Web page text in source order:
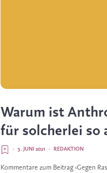
Warum ist
für solcherlei so
REDAKTION
·
3. JUNI 2021
·
Kommentare zum Beitrag ‹Gegen